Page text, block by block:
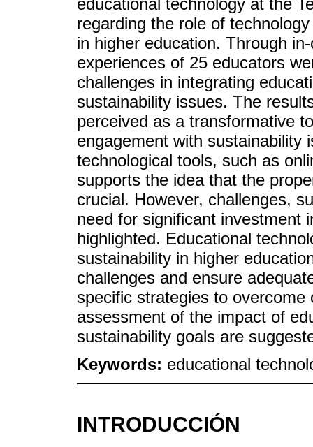
regarding the role of
in higher education. Through
experiences of 25 educators
challenges in integrating
sustainability issues. The
perceived as a transformative
engagement with sustainability
technological tools, such as
supports the idea that the
crucial. However, challenges,
need for significant investment
highlighted. Educational
sustainability in higher
challenges and ensure
specific strategies to
assessment of the impact of
sustainability goals are
Keywords: educational
INTRODUCCIÓN